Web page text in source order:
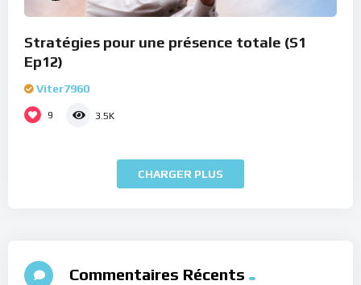
Stratégies pour une présence totale (S1
Ep12)
Viter7960
9 3.5K
CHARGER PLUS
Commentaires Récents